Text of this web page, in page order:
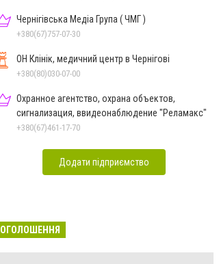
Чернігівська Медіа Група ( ЧМГ )
+380(67)757-07-30
ОН Клінік, медичний центр в Чернігові
+380(80)030-07-00
Охранное агентство, охрана объектов,
сигнализация, ввидеонаблюдение "Реламакс"
+380(67)461-17-70
Додати підприємство
ОГОЛОШЕННЯ